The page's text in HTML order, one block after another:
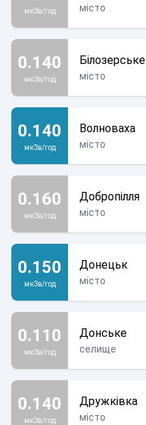
мкЗв/год місто
0.140
мкЗв/год
Білозерське
місто
0.140
мкЗв/год
Волноваха
місто
0.160
мкЗв/год
Добропілля
місто
0.150
мкЗв/год
Донецьк
місто
0.110
мкЗв/год
Донське
селище
0.140
мкЗв/год
Дружківка
місто